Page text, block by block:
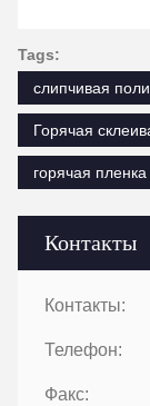
Контакты
Контакты:
Телефон:
Факс:
Tags:
слипчивая
Горячая
горячая